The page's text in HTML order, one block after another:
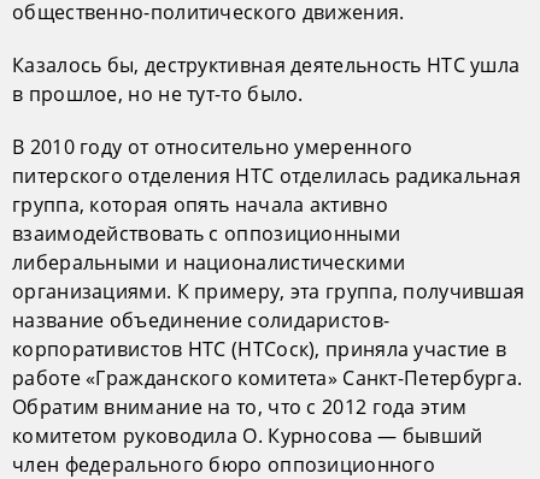
общественно-политического движения.
Казалось бы, деструктивная деятельность НТС ушла
в прошлое, но не тут-то было.
В 2010 году от относительно умеренного
питерского отделения НТС отделилась радикальная
группа, которая опять начала активно
взаимодействовать с оппозиционными
либеральными и националистическими
организациями. К примеру, эта группа, получившая
название объединение солидаристов-
корпоративистов НТС (НТСоск), приняла участие в
работе «Гражданского комитета» Санкт-Петербурга.
Обратим внимание на то, что с 2012 года этим
комитетом руководила О. Курносова — бывший
член федерального бюро оппозиционного